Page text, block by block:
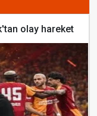
olay hareket